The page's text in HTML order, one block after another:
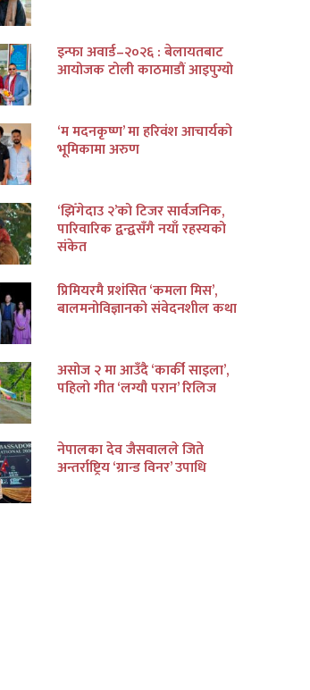
इन्फा अवार्ड–२०२६ : बेलायतबाट
आयोजक टोली काठमाडौं आइपुग्यो
‘म मदनकृष्ण’ मा हरिवंश आचार्यको
भूमिकामा अरुण
‘झिँगेदाउ २’को टिजर सार्वजनिक,
पारिवारिक द्वन्द्वसँगै नयाँ रहस्यको
संकेत
प्रिमियरमै प्रशंसित ‘कमला मिस’,
बालमनोविज्ञानको संवेदनशील कथा
असोज २ मा आउँदै ‘कार्की साइला’,
पहिलो गीत ‘लग्यौ परान’ रिलिज
नेपालका देव जैसवालले जिते
अन्तर्राष्ट्रिय ‘ग्रान्ड विनर’ उपाधि